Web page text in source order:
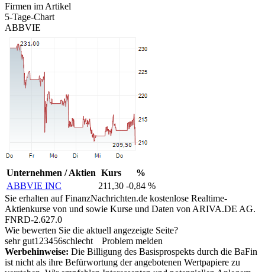
Firmen im Artikel
5-Tage-Chart
ABBVIE
Unternehmen / Aktien Kurs
%
ABBVIE INC
211,30 -0,84 %
Sie erhalten auf FinanzNachrichten.de kostenlose Realtime-
Aktienkurse von und sowie Kurse und Daten von ARIVA.DE AG.
FNRD-2.627.0
Wie bewerten Sie die aktuell angezeigte Seite?
sehr gut1 23456schlecht
Problem melden
Werbehinweise: Die Billigung des Basisprospekts durch die BaFin
ist nicht als ihre Befürwortung der angebotenen Wertpapiere zu